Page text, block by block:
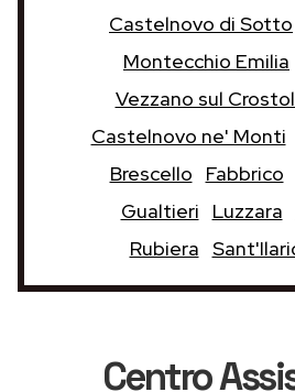
Castelnovo di Sotto
Montecchio Emilia
Vezzano sul
Castelnovo ne' Monti
Brescello
Fabbrico
Gualtieri
Luzzara
Rubiera
Centro